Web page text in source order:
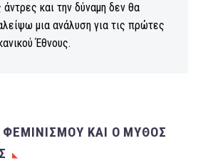
άντρες και την δύναμη δεν θα
μια ανάλυση για τις πρώτες
Έθνους.
ΚΑΙ Ο ΜΥΘΟΣ